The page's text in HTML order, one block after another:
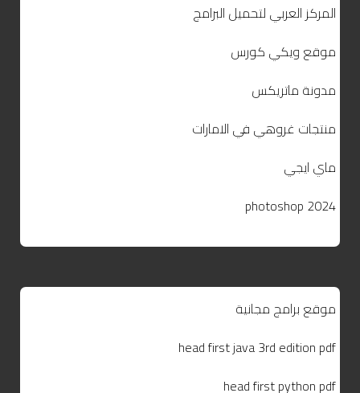
المركز العربي لتحميل البرامج
موقع ويكي كورس
مدونة ماتريكس
منتجات غروهي في الامارات
ماي ايجي
photoshop 2024
موقع برامج مجانية
head first java 3rd edition pdf
head first python pdf